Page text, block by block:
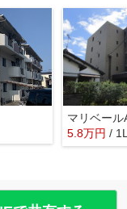
マリベール
5.8万円 /